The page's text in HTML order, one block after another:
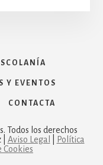
Y EVENTOS
CONTACTA
Todos los derechos
Aviso Legal
Política
Cookies